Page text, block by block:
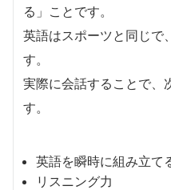
る」ことです。
英語はスポーツと同じで
す。
実際に会話することで、
す。
英語を瞬時に組み立て
リスニング力